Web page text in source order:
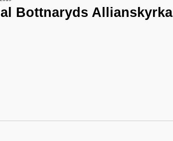
Bottnaryds Allianskyrka